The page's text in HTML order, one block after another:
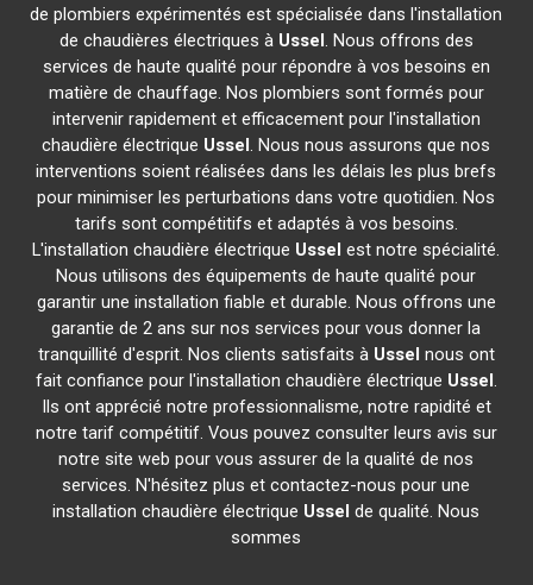
de plombiers expérimentés est spécialisée dans l'installation
de chaudières électriques à Ussel. Nous offrons des
services de haute qualité pour répondre à vos besoins en
matière de chauffage. Nos plombiers sont formés pour
intervenir rapidement et efficacement pour l'installation
chaudière électrique Ussel. Nous nous assurons que nos
interventions soient réalisées dans les délais les plus brefs
pour minimiser les perturbations dans votre quotidien. Nos
tarifs sont compétitifs et adaptés à vos besoins.
L'installation chaudière électrique Ussel est notre spécialité.
Nous utilisons des équipements de haute qualité pour
garantir une installation fiable et durable. Nous offrons une
garantie de 2 ans sur nos services pour vous donner la
tranquillité d'esprit. Nos clients satisfaits à Ussel nous ont
fait confiance pour l'installation chaudière électrique Ussel.
Ils ont apprécié notre professionnalisme, notre rapidité et
notre tarif compétitif. Vous pouvez consulter leurs avis sur
notre site web pour vous assurer de la qualité de nos
services. N'hésitez plus et contactez-nous pour une
installation chaudière électrique Ussel de qualité. Nous
sommes